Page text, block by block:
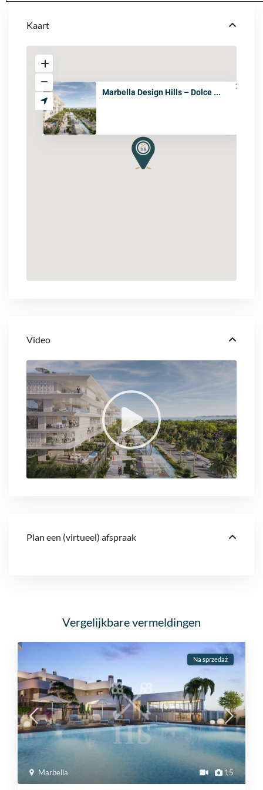
Kaart
Marbella Design Hills – Dolce ...
Video
Plan een (virtueel) afspraak
Vergelijkbare vermeldingen
15
Marbella
Na sprzedaż
+
4